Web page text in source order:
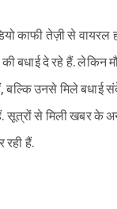
काफी तेज़ी से वायरल
की बधाई दे रहे हैं. लेकिन
बल्कि उनसे मिले बधाई
सूत्रों से मिली खबर के
रही हैं.